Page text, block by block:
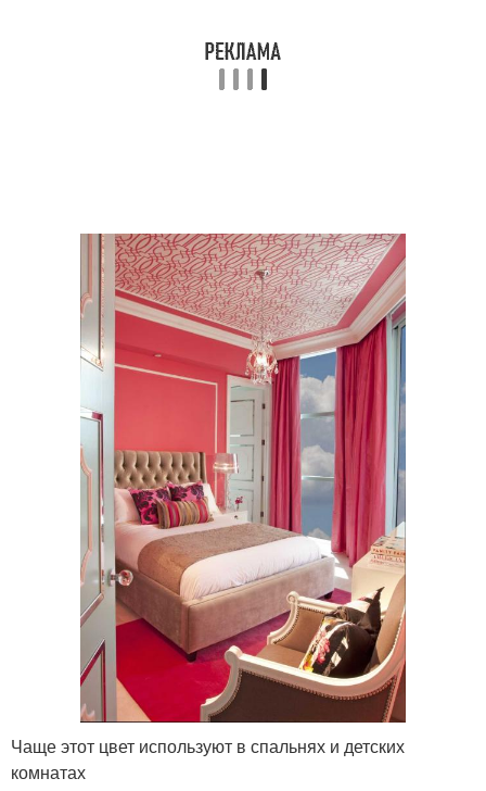
Чаще этот цвет используют в спальнях и детских
комнатах